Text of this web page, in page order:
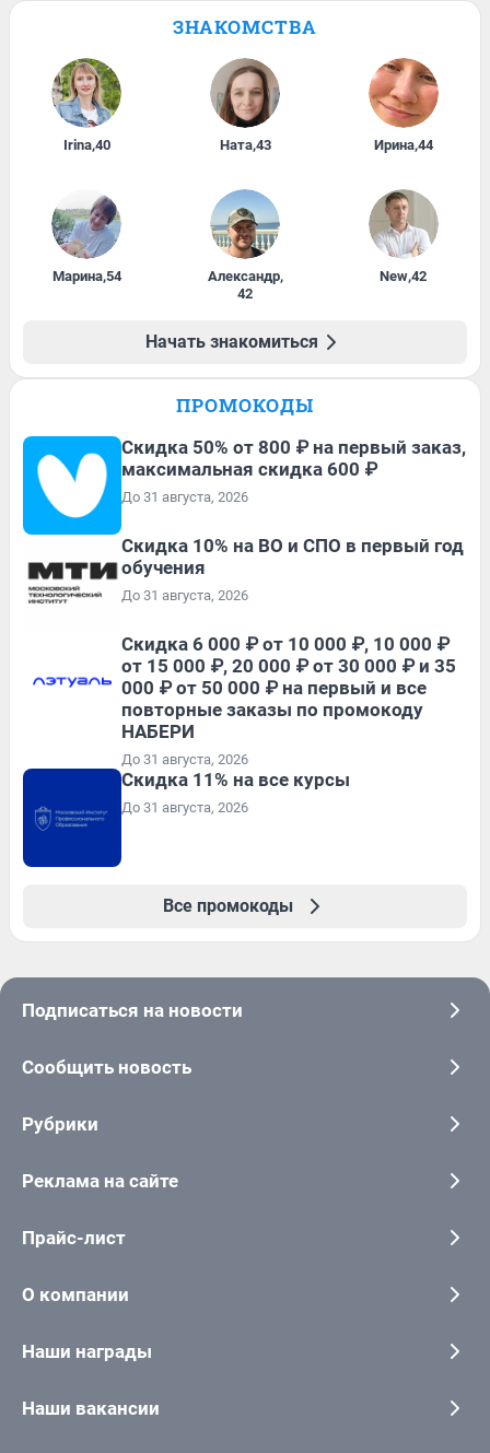
ЗНАКОМСТВА
Irina,40 Ната,43 Ирина,44
Марина,54 Александр,
42
New,42
Начать знакомиться
ПРОМОКОДЫ
Скидка 50% от 800 ₽ на первый заказ,
максимальная скидка 600 ₽
До 31 августа, 2026
Скидка 10% на ВО и СПО в первый год
обучения
До 31 августа, 2026
Скидка 6 000 ₽ от 10 000 ₽, 10 000 ₽
от 15 000 ₽, 20 000 ₽ от 30 000 ₽ и 35
000 ₽ от 50 000 ₽ на первый и все
повторные заказы по промокоду
НАБЕРИ
До 31 августа, 2026
Скидка 11% на все курсы
До 31 августа, 2026
Все промокоды
Подписаться на новости
Сообщить новость
Рубрики
Реклама на сайте
Прайс-лист
О компании
Наши награды
Наши вакансии